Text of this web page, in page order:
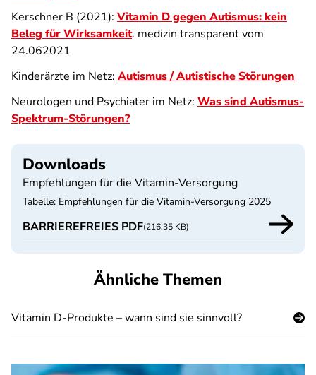
Kerschner B (2021): Vitamin D gegen Autismus: kein
Beleg für Wirksamkeit. medizin transparent vom
24.062021
Kinderärzte im Netz: Autismus / Autistische Störungen
Neurologen und Psychiater im Netz: Was sind Autismus-
Spektrum-Störungen?
Downloads
Empfehlungen für die Vitamin-Versorgung
Tabelle: Empfehlungen für die Vitamin-Versorgung 2025
BARRIEREFREIES PDF(216.35 KB)
Ähnliche Themen
Vitamin D-Produkte – wann sind sie sinnvoll?